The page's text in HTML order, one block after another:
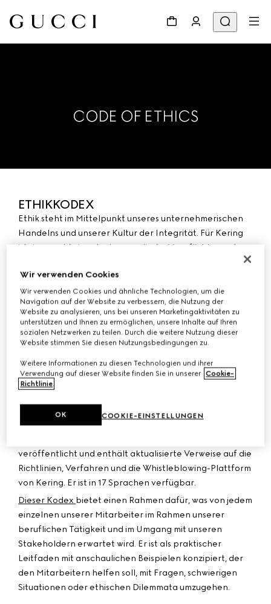
CODE OF ETHICS
ETHIKKODEX
Ethik steht im Mittelpunkt unseres unternehmerischen
Handelns und unserer Kultur der Integrität. Für Kering
ist sie sowohl eine starke moralische Verpflichtung als
Entwicklung unseres Unternehmens unerlässlich ist.
Diese Kultur der Integrität basiert auf der Einhaltung
von Gesetzen und Vorschriften sowie auf dem täglichen
Engagement jedes einzelnen Mitarbeiters für die Werte
der Gruppe. Kering verfolgt eine Null-Toleranz-Politik
gegenüber Korruption und jeglichem Verstoß gegen
unsere Integritätsgrundsätze.
Seit 2005 legt der Ethikkodex von Kering – in
Charta – die wichtigsten Grundsätze fest, die unser
tägliches Handeln bestimmen und leiten. Unser
veröffentlicht und enthält aktualisierte Verweise auf die
Richtlinien, Verfahren und die Whistleblowing-Plattform
von Kering. Er ist in 17 Sprachen verfügbar.
Dieser Kodex bietet einen Rahmen dafür, was von jedem
einzelnen unserer Mitarbeiter im Rahmen unserer
beruflichen Tätigkeit und im Umgang mit unseren
Stakeholdern erwartet wird. Er ist als praktischer
Leitfaden mit anschaulichen Beispielen konzipiert, der
den Mitarbeitern helfen soll, mit Fragen, schwierigen
Situationen oder ethischen Dilemmata umzugehen.
Wir verwenden Cookies
Wir verwenden Cookies und ähnliche Technologien, um die
Navigation auf der Website zu verbessern, die Nutzung der
Website zu analysieren, uns bei unseren Marketingaktivitäten zu
unterstützen und Ihnen zu ermöglichen, unsere Inhalte auf Ihren
sozialen Netzwerken zu teilen. Durch die weitere Nutzung dieser
Website stimmen Sie diesen Nutzungsbedingungen zu.
Weitere Informationen zu diesen Technologien und ihrer
Verwendung auf dieser Website finden Sie in unserer Cookie-
Richtlinie.
COOKIE-EINSTELLUNGEN
OK